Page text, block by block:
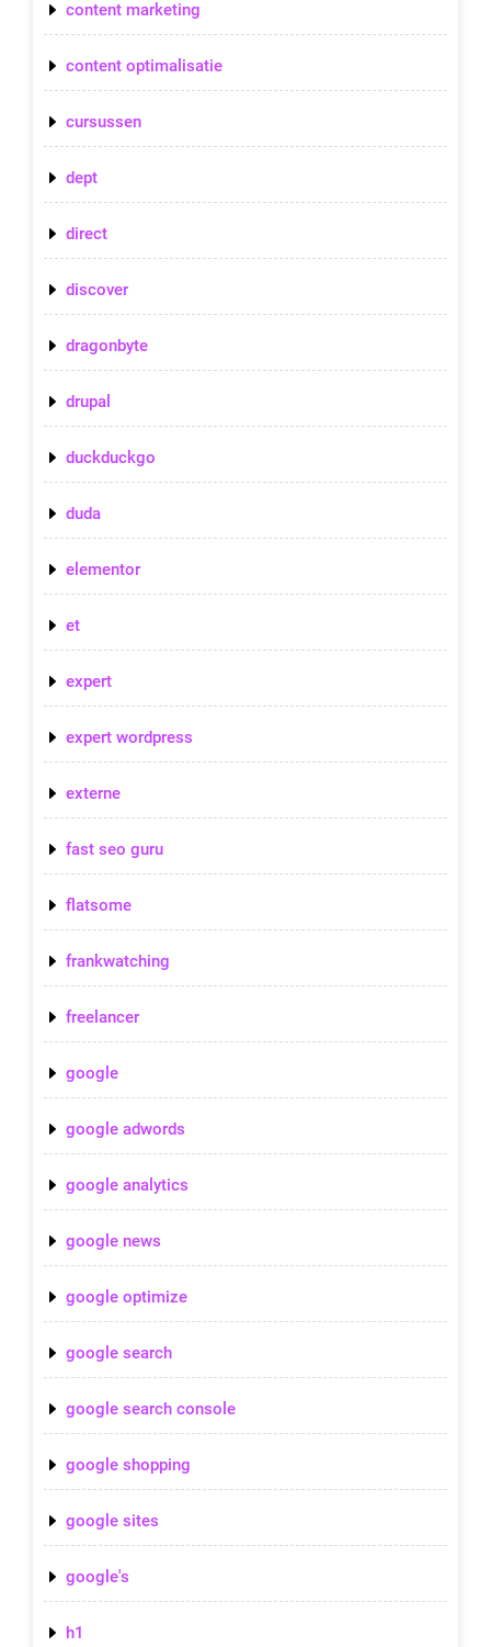
content marketing
content optimalisatie
cursussen
dept
direct
discover
dragonbyte
drupal
duckduckgo
duda
elementor
et
expert
expert wordpress
externe
fast seo guru
flatsome
frankwatching
freelancer
google
google adwords
google analytics
google news
google optimize
google search
google search console
google shopping
google sites
google's
h1